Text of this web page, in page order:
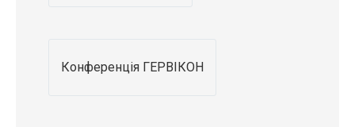
Конференція ГЕРВІКОН